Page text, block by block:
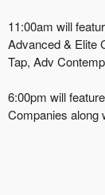
11:00am will
Advanced & Elite
Tap, Adv
6:00pm will
Companies along